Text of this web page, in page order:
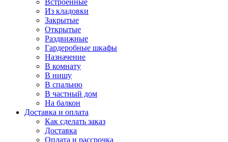
Встроенные
Из кладовки
Закрытые
Открытые
Раздвижные
Гардеробные шкафы
Назначение
В комнату
В нишу
В спальню
В частный дом
На балкон
Доставка и оплата
Как сделать заказ
Доставка
Оплата и рассрочка